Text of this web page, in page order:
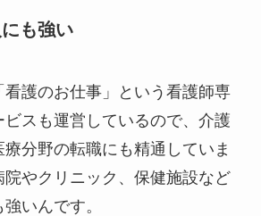
も強い
看護のお仕事」という看護師専
ビスも運営しているので、介護
分野の転職にも精通していま
やクリニック、保健施設など
いんです。